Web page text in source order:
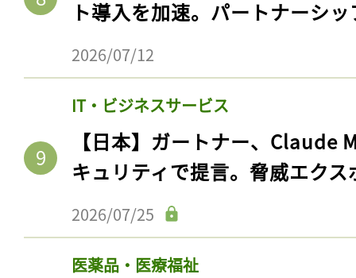
ト導入を加速。パートナーシ
2026/07/12
IT・ビジネスサービス
【日本】ガートナー、Claude
キュリティで提言。脅威エク
2026/07/25
医薬品・医療福祉